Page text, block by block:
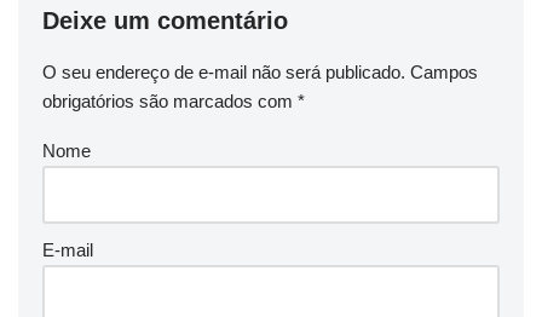
Deixe um comentário
O seu endereço de e-mail não será publicado. Campos
obrigatórios são marcados com *
Nome
E-mail